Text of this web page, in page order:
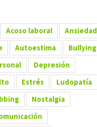
Acoso laboral
Ansiedad
Autoestima
Bullying
Depresión
Estrés
Ludopatía
Nostalgia